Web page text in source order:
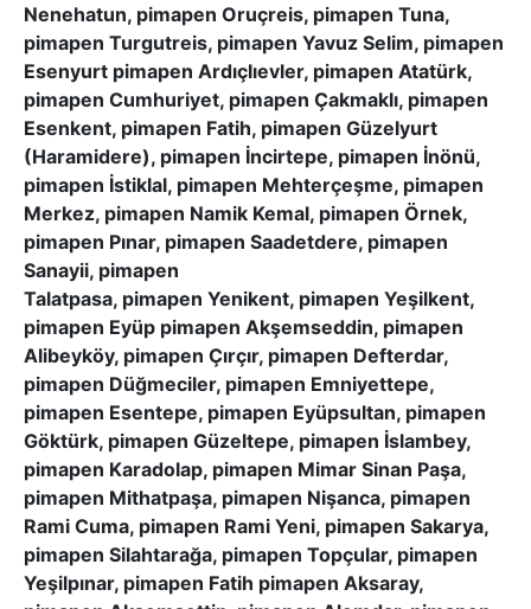
Nenehatun, pimapen Oruçreis, pimapen Tuna,
pimapen Turgutreis, pimapen Yavuz Selim, pimapen
Esenyurt pimapen Ardıçlıevler, pimapen Atatürk,
pimapen Cumhuriyet, pimapen Çakmaklı, pimapen
Esenkent, pimapen Fatih, pimapen Güzelyurt
(Haramidere), pimapen İncirtepe, pimapen İnönü,
pimapen İstiklal, pimapen Mehterçeşme, pimapen
Merkez, pimapen Namik Kemal, pimapen Örnek,
pimapen Pınar, pimapen Saadetdere, pimapen
Sanayii, pimapen
Talatpasa, pimapen Yenikent, pimapen Yeşilkent,
pimapen Eyüp pimapen Akşemseddin, pimapen
Alibeyköy, pimapen Çırçır, pimapen Defterdar,
pimapen Düğmeciler, pimapen Emniyettepe,
pimapen Esentepe, pimapen Eyüpsultan, pimapen
Göktürk, pimapen Güzeltepe, pimapen İslambey,
pimapen Karadolap, pimapen Mimar Sinan Paşa,
pimapen Mithatpaşa, pimapen Nişanca, pimapen
Rami Cuma, pimapen Rami Yeni, pimapen Sakarya,
pimapen Silahtarağa, pimapen Topçular, pimapen
Yeşilpınar, pimapen Fatih pimapen Aksaray,